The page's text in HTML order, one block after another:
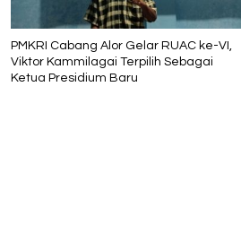
PMKRI Cabang Alor Gelar RUAC ke-VI,
Viktor Kammilagai Terpilih Sebagai
Ketua Presidium Baru